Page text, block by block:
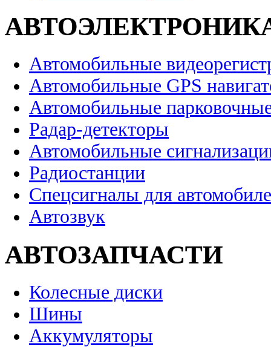
Автомобильные
Автомобильные GPS
Автомобильные
Радар-детекторы
Автомобильные
Радиостанции
Спецсигналы для
Автозвук
АВТОЗАПЧАСТИ
Колесные диски
Шины
Аккумуляторы